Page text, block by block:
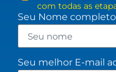
com todas as
Seu Nome
Seu melhor E-mail